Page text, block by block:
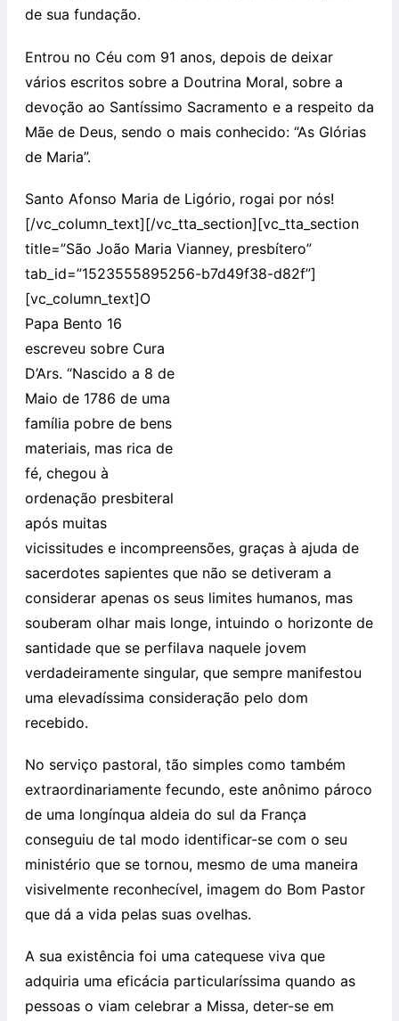
de sua fundação.
Entrou no Céu com 91 anos, depois de deixar
vários escritos sobre a Doutrina Moral, sobre a
devoção ao Santíssimo Sacramento e a respeito da
Mãe de Deus, sendo o mais conhecido: “As Glórias
de Maria”.
Santo Afonso Maria de Ligório, rogai por nós!
[/vc_column_text][/vc_tta_section][vc_tta_section
title=”São João Maria Vianney, presbítero”
tab_id=”1523555895256-b7d49f38-d82f”]
[vc_column_text]O
Papa Bento 16
escreveu sobre Cura
D’Ars. “Nascido a 8 de
Maio de 1786 de uma
família pobre de bens
materiais, mas rica de
fé, chegou à
ordenação presbiteral
após muitas
vicissitudes e incompreensões, graças à ajuda de
sacerdotes sapientes que não se detiveram a
considerar apenas os seus limites humanos, mas
souberam olhar mais longe, intuindo o horizonte de
santidade que se perfilava naquele jovem
verdadeiramente singular, que sempre manifestou
uma elevadíssima consideração pelo dom
recebido.
No serviço pastoral, tão simples como também
extraordinariamente fecundo, este anônimo pároco
de uma longínqua aldeia do sul da França
conseguiu de tal modo identificar-se com o seu
ministério que se tornou, mesmo de uma maneira
visivelmente reconhecível, imagem do Bom Pastor
que dá a vida pelas suas ovelhas.
A sua existência foi uma catequese viva que
adquiria uma eficácia particularíssima quando as
pessoas o viam celebrar a Missa, deter-se em